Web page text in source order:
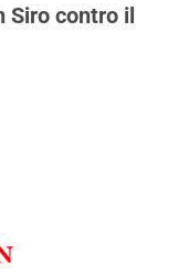
Siro contro il